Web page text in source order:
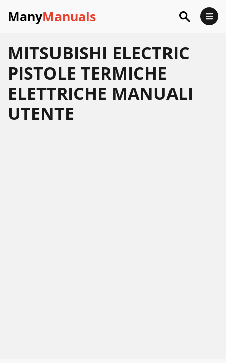
ManyManuals
MITSUBISHI ELECTRIC
PISTOLE TERMICHE
ELETTRICHE MANUALI
UTENTE